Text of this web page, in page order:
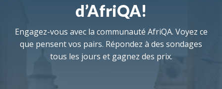
d’AfriQA!
Engagez-vous avec la communauté AfriQA. Voyez ce
que pensent vos pairs. Répondez à des sondages
tous les jours et gagnez des prix.